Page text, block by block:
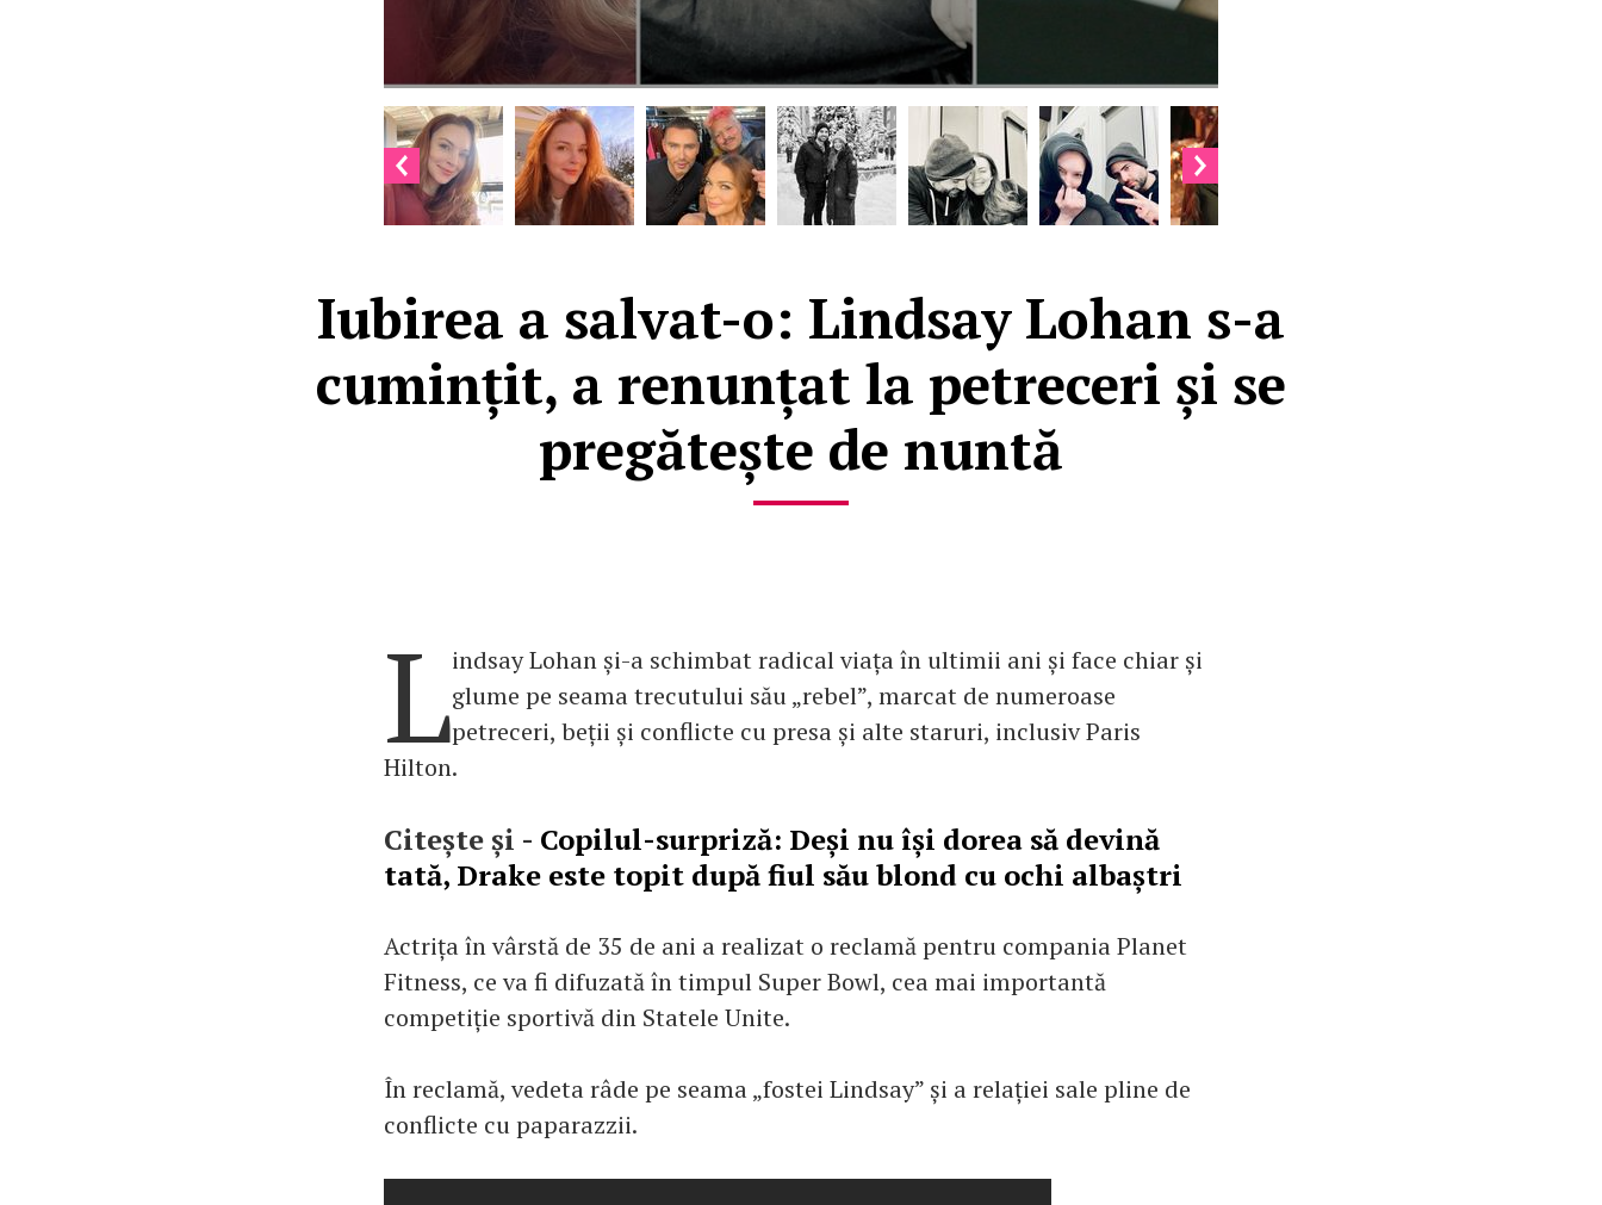
Iubirea a salvat-o: Lindsay Lohan s-a
cumințit, a renunțat la petreceri și se
pregătește de nuntă
Lindsay Lohan și-a schimbat radical viața în ultimii ani și face chiar și
glume pe seama trecutului său „rebel”, marcat de numeroase
petreceri, beții și conflicte cu presa și alte staruri, inclusiv Paris
Hilton.
Citește și - Copilul-surpriză: Deși nu își dorea să devină
tată, Drake este topit după fiul său blond cu ochi albaștri
Actrița în vârstă de 35 de ani a realizat o reclamă pentru compania Planet
Fitness, ce va fi difuzată în timpul Super Bowl, cea mai importantă
competiție sportivă din Statele Unite.
În reclamă, vedeta râde pe seama „fostei Lindsay” și a relației sale pline de
conflicte cu paparazzii.